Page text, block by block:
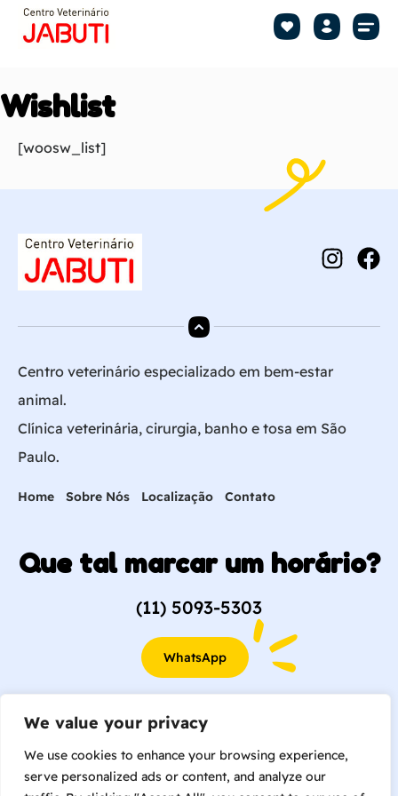
We value your privacy
We use cookies to enhance your browsing experience,
serve personalized ads or content, and analyze our
Wishlist
[woosw_list]
Centro veterinário especializado em bem-estar
animal.
Clínica veterinária, cirurgia, banho e tosa em São
Paulo.
Home Sobre Nós Localização Contato
Que tal marcar um horário?
(11) 5093-5303
WhatsApp
(11) 99362-2109